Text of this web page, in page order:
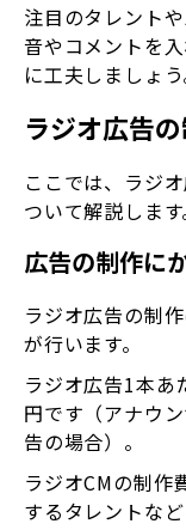
注目のタレント
音やコメントを
に工夫しましょう
ラジオ広告
ここでは、ラジ
ついて解説します
広告の制作に
ラジオ広告の制
が行います。
ラジオ広告1本あ
円です（アナウ
告の場合）。
ラジオCMの制作
するタレントな